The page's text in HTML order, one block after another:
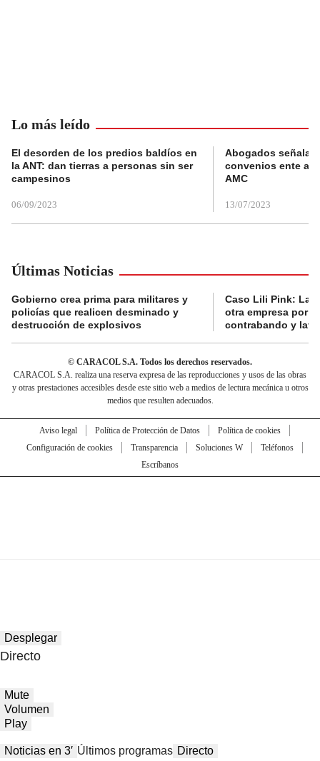
Lo más leído
El desorden de los predios baldíos en
la ANT: dan tierras a personas sin ser
campesinos
06/09/2023
Abogados
convenios ente
AMC
13/07/2023
Últimas Noticias
Gobierno crea prima para militares y
policías que realicen desminado y
destrucción de explosivos
Caso Lili Pink: La
otra empresa por
contrabando y
© CARACOL S.A. Todos los derechos reservados.
CARACOL S.A. realiza una reserva expresa de las reproducciones y usos de las obras
y otras prestaciones accesibles desde este sitio web a medios de lectura mecánica u otros
medios que resulten adecuados.
Aviso legal Política de Protección de Datos
Política de cookies
Configuración de cookies
Transparencia Soluciones W
Teléfonos
Escríbanos
Desplegar
Directo
Mute
Volumen
Play
Noticias en 3′ Últimos programas Directo